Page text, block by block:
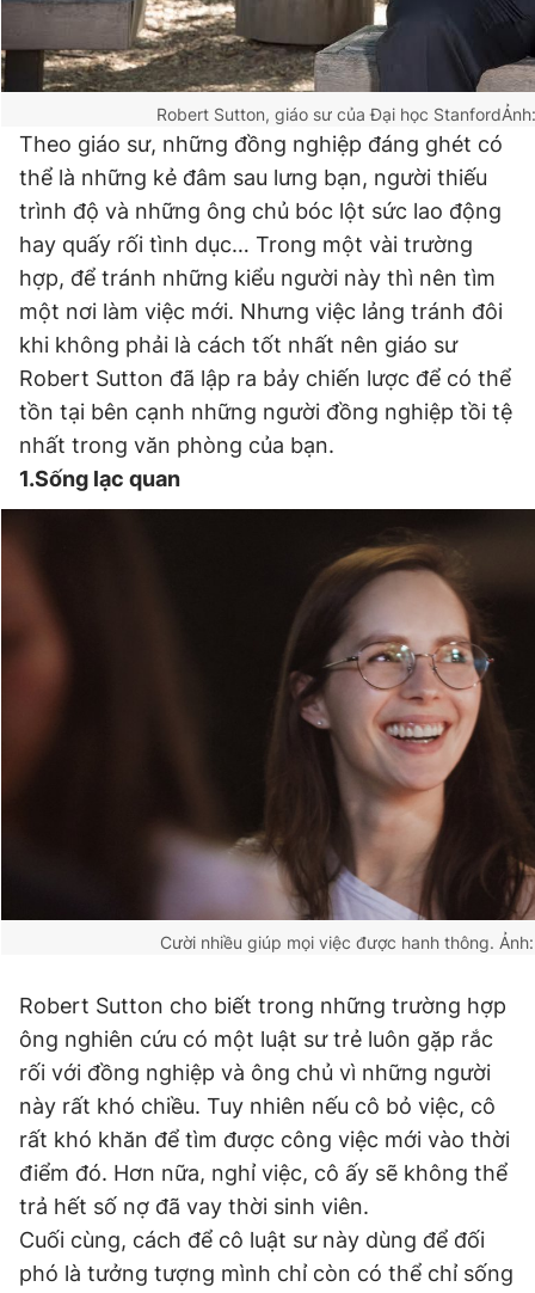
0906 645 777 0908 780 404
Đặt báo Quảng cáo RSS Tòa soạn Chính sách bảo
Tổng biên tập: Nguyễn Ngọc Toàn
Phó tổng biên tập thường trực: Hải Thành
Phó tổng biên tập: Lâm Hiếu Dũng
Phó tổng biên tập: Trần Việt Hưng
Tổng thư ký tòa soạn: Đức Trung
Giấy phép xuất bản số 110/GP - BTTTT cấp ngày 24.3.2020
© 2003-2026 Bản quyền thuộc về Báo Thanh Niên. Cấm sao
chép dưới mọi hình thức nếu không có sự chấp thuận bằng văn
bản. Phát triển bởi ePi Technologies, JSC.
Robert Sutton, giáo sư của Đại học Stanford
Theo giáo sư, những đồng nghiệp đáng ghét có
thể là những kẻ đâm sau lưng bạn, người thiếu
trình độ và những ông chủ bóc lột sức lao động
hay quấy rối tình dục… Trong một vài trường
hợp, để tránh những kiểu người này thì nên tìm
một nơi làm việc mới. Nhưng việc lảng tránh đôi
khi không phải là cách tốt nhất nên giáo sư
Robert Sutton đã lập ra bảy chiến lược để có thể
tồn tại bên cạnh những người đồng nghiệp tồi tệ
nhất trong văn phòng của bạn.
1.Sống lạc quan
Cười nhiều giúp mọi việc được hanh thông.
Robert Sutton cho biết trong những trường hợp
ông nghiên cứu có một luật sư trẻ luôn gặp rắc
rối với đồng nghiệp và ông chủ vì những người
này rất khó chiều. Tuy nhiên nếu cô bỏ việc, cô
rất khó khăn để tìm được công việc mới vào thời
điểm đó. Hơn nữa, nghỉ việc, cô ấy sẽ không thể
trả hết số nợ đã vay thời sinh viên.
Cuối cùng, cách để cô luật sư này dùng để đối
phó là tưởng tượng mình chỉ còn có thể chỉ sống